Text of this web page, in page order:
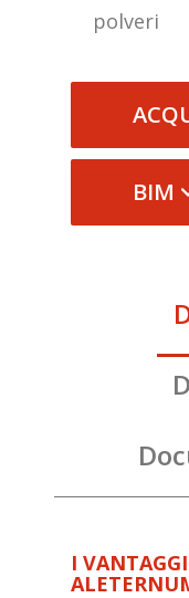
polveri
BIM
I